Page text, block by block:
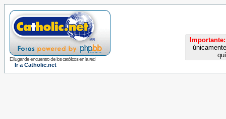
El lugar de encuentro de los católicos en la red
Ir a Catholic.net
Importante: